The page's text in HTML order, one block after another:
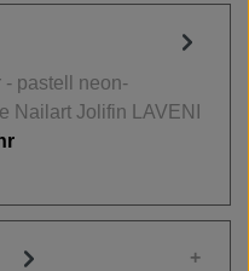
- pastell neon-
Nailart Jolifin LAVENI